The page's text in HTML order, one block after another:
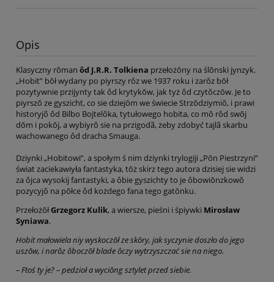
Opis
Klasyczny rōman ôd J.R.R. Tolkiena przełożōny na ślōnski jynzyk.
„Hobit” bōł wydany po piyrszy rŏz we 1937 roku i zarŏz bōł
pozytywnie przijynty tak ôd krytykōw, jak tyż ôd czytŏczōw. Je to
piyrszŏ ze gyszicht, co sie dziejōm we świecie Strzōdziymiŏ, i prawi
historyjõ ôd Bilbo Bojtelŏka, tytułowego hobita, co mŏ rŏd swōj
dōm i pokōj, a wybiyrŏ sie na przigodã, żeby zdobyć tajlã skarbu
wachowanego ôd dracha Smauga.
Dziynki „Hobitowi”, a społym ś nim dziynki trylogiji „Pōn Piestrzyni”
świat zaciekawiyła fantastyka, tōż skirz tego autora dzisiej sie widzi
za ôjca wysokij fantastyki, a ôbie gyszichty to je ôbowiōnzkowŏ
pozycyjŏ na pōłce ôd kożdego fana tego gatōnku.
PrzełożōłGrzegorz Kulik, a wiersze, pieśni i śpiywki Mirosław
Syniawa.
Hobit małowiela niy wyskoczōł ze skōry, jak syczynie doszło do jego
uszōw, i narŏz ôboczōł blade ôczy wytrzyszczać sie na niego.
– Ftoś ty je? – pedzioł a wyciōng sztylet przed siebie.